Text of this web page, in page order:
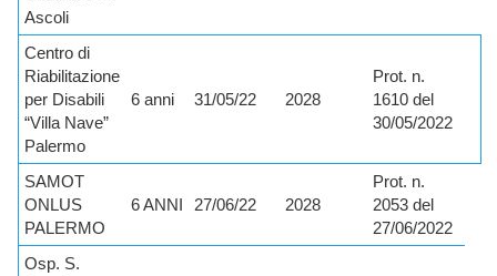
Ascoli
Centro di
Riabilitazione
per Disabili
“Villa Nave”
Palermo
6 anni 31/05/22 2028
Prot. n.
1610 del
30/05/2022
SAMOT
ONLUS
PALERMO
6 ANNI 27/06/22 2028
Prot. n.
2053 del
27/06/2022
Osp. S.